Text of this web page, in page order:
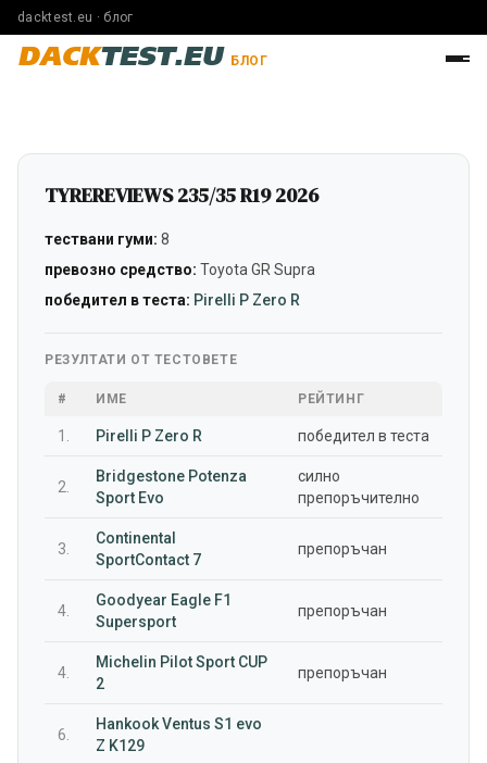
dacktest.eu · блог
DACKTEST.EU БЛОГ
TYREREVIEWS 235/35 R19 2026
тествани гуми: 8
превозно средство: Toyota GR Supra
победител в теста: Pirelli P Zero R
РЕЗУЛТАТИ ОТ ТЕСТОВЕТЕ
# ИМЕ РЕЙТИНГ
1. Pirelli P Zero R победител в теста
2.
Bridgestone Potenza
Sport Evo
силно
препоръчително
3.
Continental
SportContact 7
препоръчан
4.
Goodyear Eagle F1
Supersport
препоръчан
4.
Michelin Pilot Sport CUP
2
препоръчан
6.
Hankook Ventus S1 evo
Z K129